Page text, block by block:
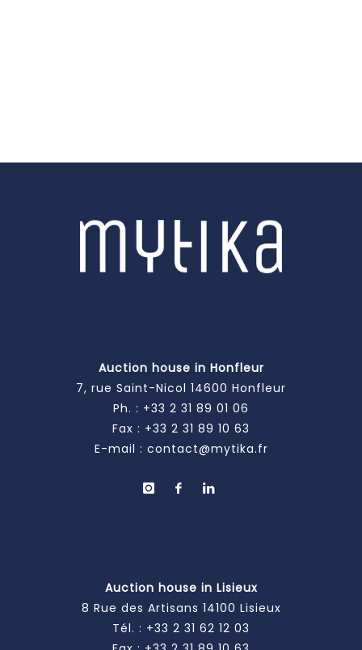
Auction house in Honfleur
7, rue Saint-Nicol 14600 Honfleur
Ph. : +33 2 31 89 01 06
Fax : +33 2 31 89 10 63
E-mail : contact@mytika.fr
Auction house in Lisieux
8 Rue des Artisans 14100 Lisieux
Tél. : +33 2 31 62 12 03